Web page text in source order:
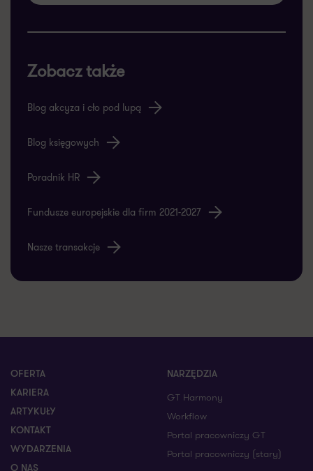
Zobacz także
Blog akcyza i cło pod lupą
Blog księgowych
Poradnik HR
Fundusze europejskie dla firm 2021-2027
Nasze transakcje
OFERTA
KARIERA
ARTYKUŁY
KONTAKT
WYDARZENIA
O NAS
NARZĘDZIA
GT Harmony
Workflow
Portal pracowniczy GT
Portal pracowniczy (stary)